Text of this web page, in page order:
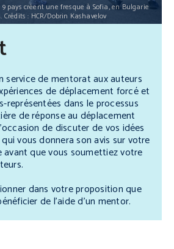
pays créent une fresque à Sofia, en Bulgarie
: HCR/Dobrin Kashavelov
service de mentorat aux auteurs
de déplacement forcé et
représentées dans le processus
de réponse au déplacement
de discuter de vos idées
vous donnera son avis sur votre
avant que vous soumettiez votre
dans votre proposition que
de l’aide d’un mentor.